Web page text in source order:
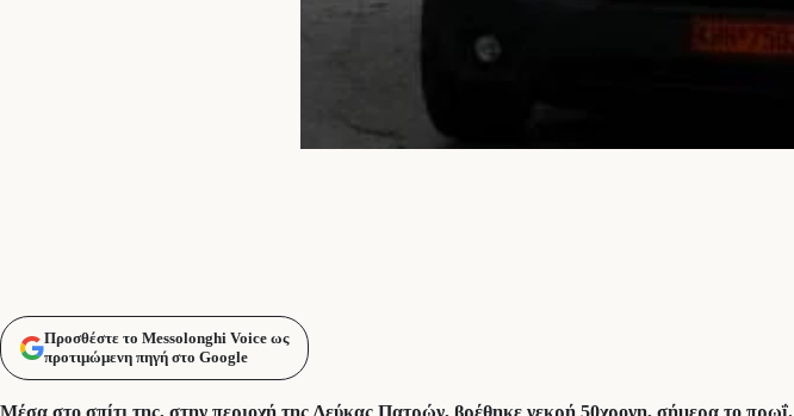
Προσθέστε το Messolonghi Voice ως
προτιμώμενη πηγή στο Google